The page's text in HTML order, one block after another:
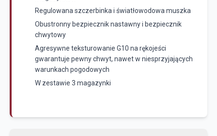
Regulowana szczerbinka i światłowodowa muszka
Obustronny bezpiecznik nastawny i bezpiecznik
chwytowy
Agresywne teksturowanie G10 na rękojeści
gwarantuje pewny chwyt, nawet w niesprzyjających
warunkach pogodowych
W zestawie 3 magazynki